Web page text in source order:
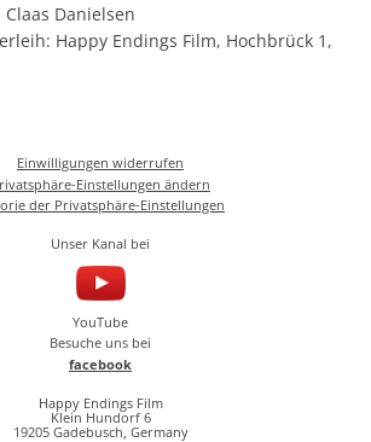
Danielsen
Happy Endings Film, Hochbrück 1,
Einwilligungen widerrufen
Einstellungen ändern
der Privatsphäre-Einstellungen
Unser Kanal bei
YouTube
Besuche uns bei
facebook
Happy Endings Film
Klein Hundorf 6
19205 Gadebusch, Germany